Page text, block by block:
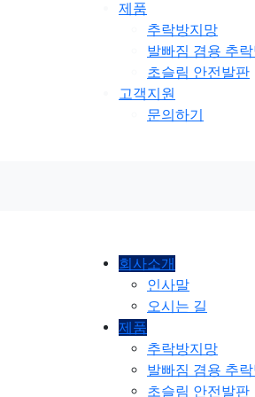
제품
추락방지망
발빠짐 겸용 추
초슬림 안전발판
고객지원
문의하기
회사소개
인사말
오시는 길
제품
추락방지망
발빠짐 겸용 추
초슬림 안전발판